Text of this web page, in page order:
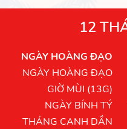
12
NGÀY HOÀNG ĐẠO
NGÀY HOÀNG ĐẠO
GIỜ MÙI (13G)
NGÀY BÍNH TÝ
THÁNG CANH DẦN